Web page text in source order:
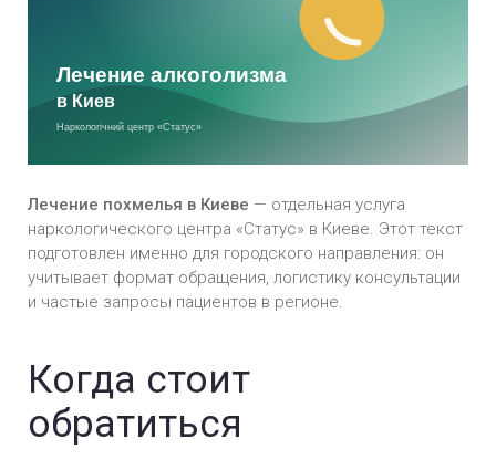
Анонимное лечение алкоголизма в Киеве
Лечение алкоголизма в стационаре в Киеве
Лечение алкоголизма на дому в Киеве
Стадии алкоголизма в Киеве
Этапы лечения алкоголизма в Киеве
Медикаментозное лечение алкоголизма в
Киеве
Лечение похмелья в Киеве — отдельная услуга
наркологического центра «Статус» в Киеве. Этот текст
подготовлен именно для городского направления: он
учитывает формат обращения, логистику консультации
и частые запросы пациентов в регионе.
Когда стоит
обратиться